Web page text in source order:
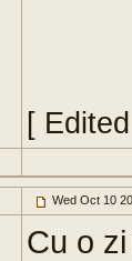
[
Wed Oct 10
Cu o